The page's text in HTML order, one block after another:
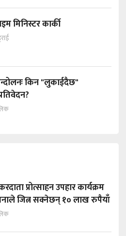
मिनिस्टर कार्की
किन "लुकाईदैछ"
प्रोत्साहन उपहार कार्यक्रम
जित्न सक्नेछन् १० लाख रुपैयाँ